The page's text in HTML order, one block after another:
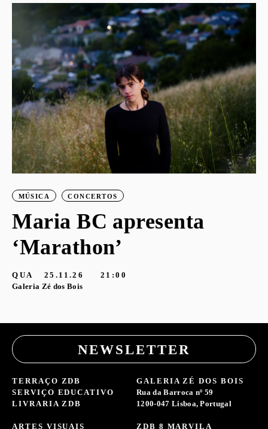
MÚSICA CONCERTOS
Maria BC apresenta
‘Marathon’
QUA 25.11.26
21:00
Galeria Zé dos Bois
NEWSLETTER
TERRAÇO ZDB
SERVIÇO EDUCATIVO
LIVRARIA ZDB
ARTES VISUAIS
GALERIA ZÉ DOS BOIS
Rua da Barroca nº 59
1200-047 Lisboa, Portugal
ZDB 8 MARVILA